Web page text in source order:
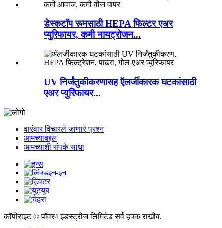
डेस्कटॉप रूमसाठी HEPA फिल्टर एअर
प्युरिफायर, कमी नायट्रोजन...
UV निर्जंतुकीकरणासह ऍलर्जीकारक घटकांसाठी
एअर प्युरिफायर...
वारंवार विचारले जाणारे प्रश्न
आमच्याबद्दल
आमच्याशी संपर्क साधा
कॉपीराइट © पॉवर4 इंडस्ट्रीज लिमिटेड सर्व हक्क राखीव.